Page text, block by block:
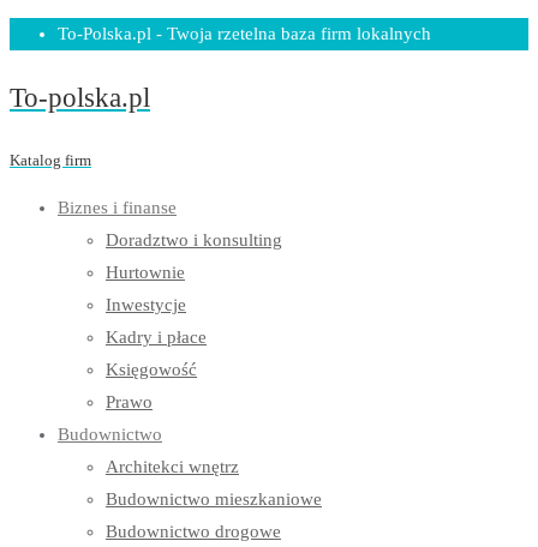
Skip
content
To-Polska.pl - Twoja rzetelna baza firm lokalnych
To-polska.pl
Katalog firm
Biznes i finanse
Doradztwo i konsulting
Hurtownie
Inwestycje
Kadry i płace
Księgowość
Prawo
Budownictwo
Architekci wnętrz
Budownictwo mieszkaniowe
Budownictwo drogowe